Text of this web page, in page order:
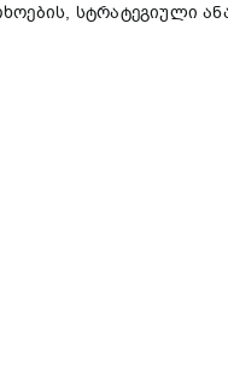
სტრატეგიული